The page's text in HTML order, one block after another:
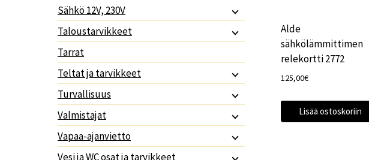
Alde
sähkölämmittimen
relekortti 2772
125,00€
Lisää ostoskoriin
Sähkö 12V, 230V
Taloustarvikkeet
Tarrat
Teltat ja tarvikkeet
Turvallisuus
Valmistajat
Vapaa-ajanvietto
Vesi ja WC osat ja tarvikkeet